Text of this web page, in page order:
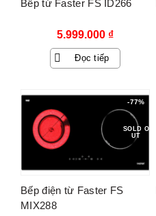
Bếp từ Faster FS ID266
5.999.000 ₫
Đọc tiếp
-77%
SOLD O
UT
Bếp điện từ Faster FS
MIX288